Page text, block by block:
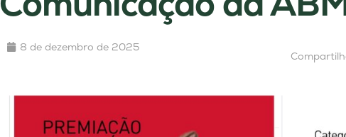
8 de dezembro de 2025